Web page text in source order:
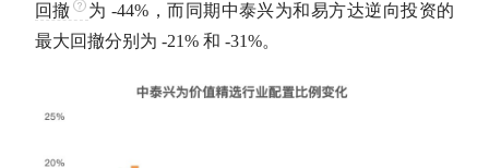
回撤
为 -44%，而同期中泰兴为和易方达逆向投资的
最大回撤分别为 -21% 和 -31%。